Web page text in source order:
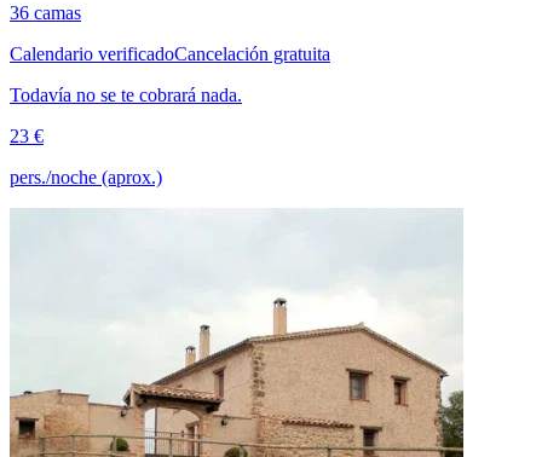
36 camas
Calendario verificadoCancelación gratuita
Todavía no se te cobrará nada.
23 €
pers./noche (aprox.)